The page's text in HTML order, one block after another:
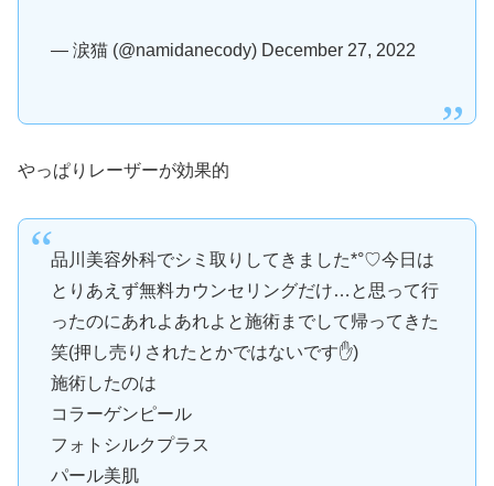
— 涙猫 (@namidanecody) December 27, 2022
やっぱりレーザーが効果的
品川美容外科でシミ取りしてきました*°♡今日は
とりあえず無料カウンセリングだけ…と思って行
ったのにあれよあれよと施術までして帰ってきた
笑(押し売りされたとかではないです✋)
施術したのは
コラーゲンピール
フォトシルクプラス
パール美肌